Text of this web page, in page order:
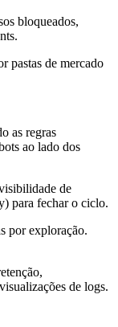
bloqueados,
pastas de mercado
as regras
ao lado dos
de
para fechar o ciclo.
por exploração.
de logs.